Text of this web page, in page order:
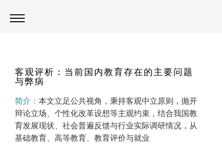
客观评析：当前国内教育存在的主要问题
与弊病
简介： 本文立足公共视角，秉持客观中立原则，抛开
辩论立场、个性化改革设想等主观约束，结合我国教
育发展现状、社会普遍反馈与行业实际调研情况，从
基础教育、高等教育、教育评价与就业